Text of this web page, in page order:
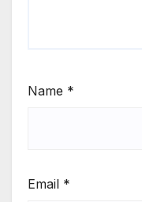
Name *
Email *